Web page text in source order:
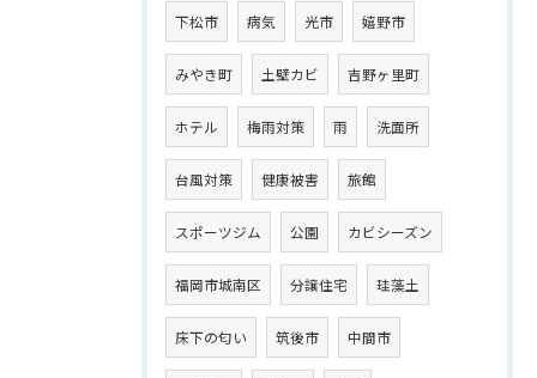
下松市 病気 光市 嬉野市
みやき町 土壁カビ 吉野ヶ里町
ホテル 梅雨対策 雨 洗面所
台風対策 健康被害 旅館
スポーツジム 公園 カビシーズン
福岡市城南区 分譲住宅 珪藻土
床下の匂い 筑後市 中間市